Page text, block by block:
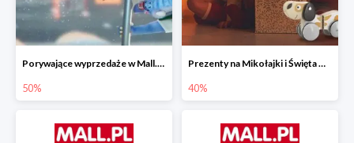
Porywające wyprzedaże w Mall.pl do -50%
50%
Prezenty na Mikołajki i Święta w Mall.pl do -40%
40%